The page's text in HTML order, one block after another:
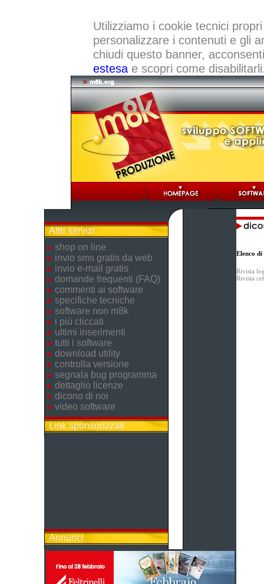
Utilizziamo i cookie tecnici
personalizzare i contenuti e gli
chiudi questo banner,
estesae scopri come
Altri servizi
shop on line
invio sms gratis da web
invio e-mail gratis
domande frequenti (FAQ)
commenti ai software
specifiche tecniche
software non m8k
i più cliccati
ultimi inserimenti
tutti i software
download utility
controlla versione
segnala bug programma
dettaglio licenze
dicono di noi
video software
Link sponsorizzati
Annunci
Elenco
Rivista
Rivista